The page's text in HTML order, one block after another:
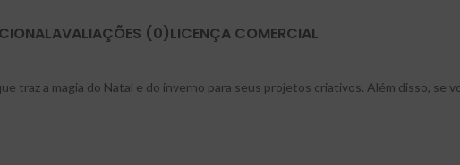
AVALIAÇÕES (0)LICENÇA COMERCIAL
traz a magia do Natal e do inverno para seus projetos criativos. Além disso, se